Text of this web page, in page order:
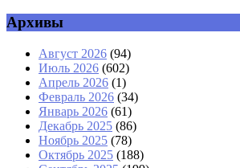
Архивы
Август 2026 (94)
Июль 2026 (602)
Апрель 2026 (1)
Февраль 2026 (34)
Январь 2026 (61)
Декабрь 2025 (86)
Ноябрь 2025 (78)
Октябрь 2025 (188)